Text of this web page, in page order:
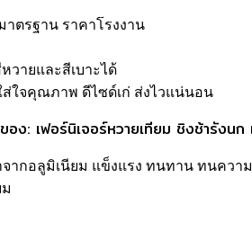
ตรฐาน ราคาโรงงาน
วายและสีเบาะได้
ส่ใจคุณภาพ ดีไซด์เก่ ส่งไวแน่นอน
ง: เฟอร์นิเจอร์หวายเทียม ชิงช้ารังนก
ากอลูมิเนียม แข็งแรง ทนทาน ทนควา